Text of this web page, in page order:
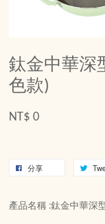
鈦金中華深
色款)
NT$ 0
分享
產品名稱 :鈦金中華深